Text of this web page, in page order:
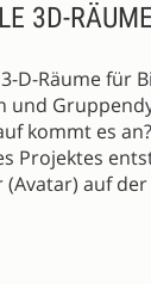
3D-
D-Räume für
kommt es
Projektes
auf